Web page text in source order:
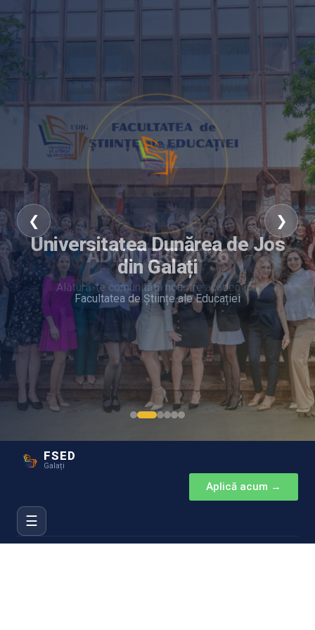
Universitatea Dunărea de Jos
din Galați
Facultatea de Științe ale Educației
ADMITERE 2026
Alătură-te comunității noastre academice
❮ ❯
FSED
Galați
Aplică acum →
☰